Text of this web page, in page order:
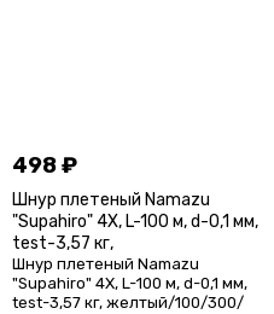
498₽
Шнур плетеный Namazu
"Supahiro" 4Х, L-100 м, d-0,1 мм,
test-3,57 кг,
желтый/100/300/
Шнур плетеный Namazu
"Supahiro" 4Х, L-100 м, d-0,1 мм,
test-3,57 кг, желтый/100/300/